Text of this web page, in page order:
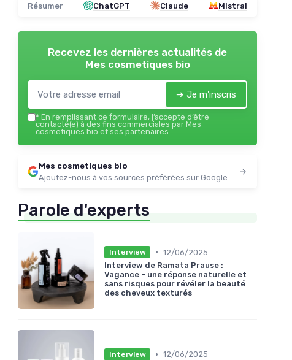
Résumer ChatGPT Claude Mistral
Recevez les dernières actualités de
Mes cosmetiques bio
➔ Je m'inscris
* En remplissant ce formulaire, j’accepte d’être
contacté(e) à des fins commerciales par Mes
cosmetiques bio et ses partenaires.
Mes cosmetiques bio
Ajoutez-nous à vos sources préférées sur Google
Parole d'experts
Interview • 12/06/2025
Interview de Ramata Prause :
Vagance - une réponse naturelle et
sans risques pour révéler la beauté
des cheveux texturés
Interview • 12/06/2025